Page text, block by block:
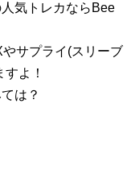
気トレカならBee
サプライ(スリーブ
よ！
は？